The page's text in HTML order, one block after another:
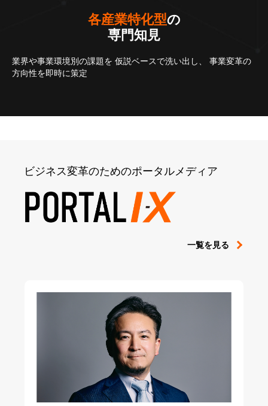
各産業特化型の
専門知見
業界や事業環境別の課題を 仮説ベースで洗い出し、
事業変革の
方向性を即時に策定
ビジネス変革のためのポータルメディア
一覧を見る